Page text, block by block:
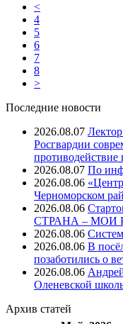
<
4
5
6
7
8
>
Последние новости
2026.08.07
Росгвардии
противодействие
2026.08.07 ⁠По
2026.08.06
Черноморском
2026.08.06
СТРАНА – МОИ
2026.08.06
2026.08.06 В
позаботились о
2026.08.06
Оленевской
Архив статей